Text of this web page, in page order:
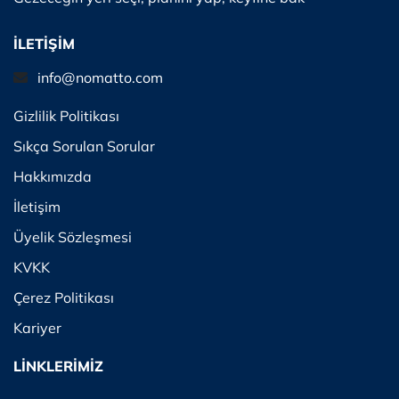
İLETİŞİM
info@nomatto.com
Gizlilik Politikası
Sıkça Sorulan Sorular
Hakkımızda
İletişim
Üyelik Sözleşmesi
KVKK
Çerez Politikası
Kariyer
LİNKLERİMİZ